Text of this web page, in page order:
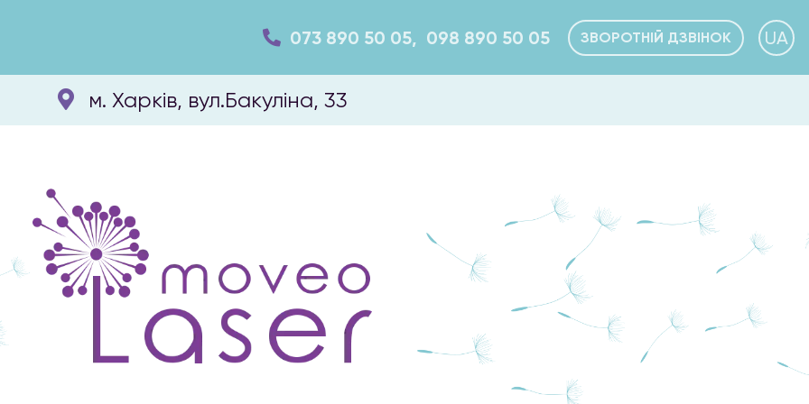
073 890 50 05, 098 890 50 05 ЗВОРОТНІЙ ДЗВІНОК UA
м. Харків, вул.Бакуліна, 33